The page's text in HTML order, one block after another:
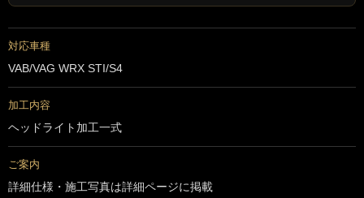
対応車種
VAB/VAG WRX STI/S4
加工内容
ヘッドライト加工一式
ご案内
詳細仕様・施工写真は詳細ページに掲載